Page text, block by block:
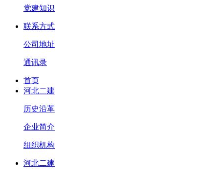
党建知识
联系方式
公司地址
通讯录
首页
河北二建
历史沿革
企业简介
组织机构
河北二建